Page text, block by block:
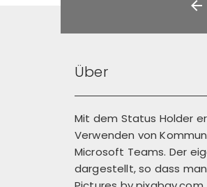
Über
Mit dem Status Holder
Verwenden von
Microsoft Teams. Der
dargestellt, so dass